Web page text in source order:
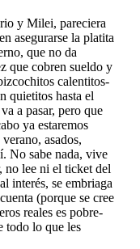
y Milei, pareciera
asegurarse la platita
que no da
que cobren sueldo y
calentitos-
quietitos hasta el
a pasar, pero que
ya estaremos
asados,
No sabe nada, vive
no lee ni el ticket del
interés, se embriaga
(porque se cree
reales es pobre-
todo lo que les